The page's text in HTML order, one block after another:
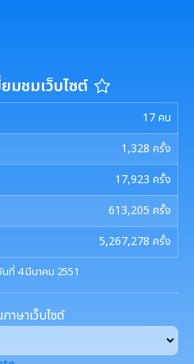
ญ
หาร
รส่วนร่วมในการดำเนินงานตาม
การทุจริต
การตามแผนบริหารจัดการความ
รรมองค์กร
การตามแผนการส่งเสริมวินัย
ย No Gift Policy จากการปฏิบัติ
นงานตามนโยบาย No Gift
ย์สินหรือประโยชน์อื่นใดโดย
นักงานของรัฐ
น ITA ไปสู่การพัฒนาองค์กร
การเพื่อส่งเสริมคุณธรรมและ
วยงานประจำปี
เสียมีส่วนร่วม
โปร่งใสในการจัดซื้อ/จ้าง
รรับสินบน
มูลสาธารณะ
ทุจริต
ดือน
ประจำปี
อบงบการเงิน
ระสิทธิภาพของ อปท. (LPA)
และการป้องกันการทุจริต
นักงาน
พืชฯ
มชมเว็บไซต์
17คน
1,328 ครั้ง
17,923 ครั้ง
613,205 ครั้ง
5,267,278 ครั้ง
ที่ 4 มีนาคม 2551
าษาเว็บไซต์